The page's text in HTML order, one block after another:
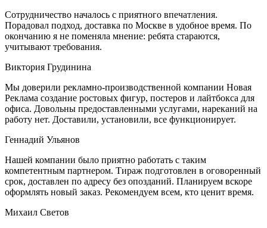
Сотрудничество началось с приятного впечатления.
Порадовал подход, доставка по Москве в удобное время. По
окончанию я не поменяла мнение: ребята стараются,
учитывают требования.
Виктория Грудинина
Мы доверили рекламно-производственной компании Новая
Реклама создание ростовых фигур, постеров и лайтбокса для
офиса. Довольны предоставленными услугами, нареканий на
работу нет. Доставили, установили, все функционирует.
Геннадий Ульянов
Нашей компании было приятно работать с таким
компетентным партнером. Тираж подготовлен в оговоренный
срок, доставлен по адресу без опозданий. Планируем вскоре
оформлять новый заказ. Рекомендуем всем, кто ценит время.
Михаил Светов